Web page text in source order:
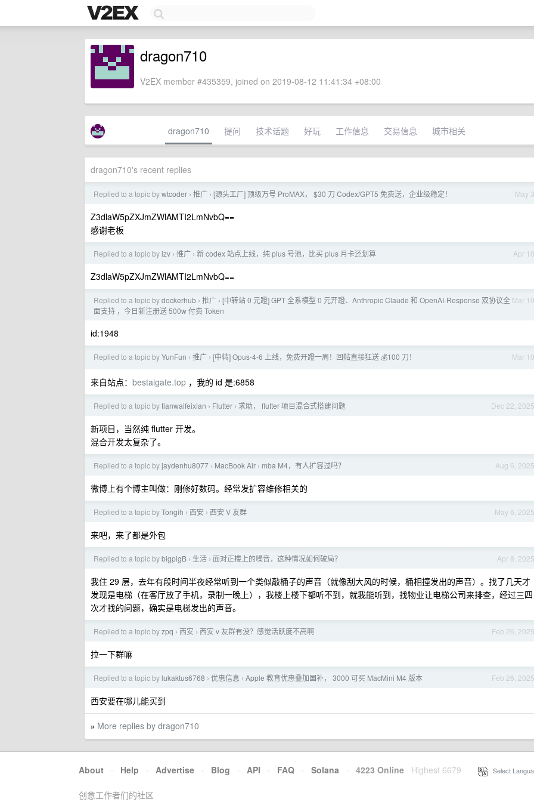
dragon710
V2EX member #435359, joined on 2019-08-12 11:41:34 +08:00
dragon710 提问 技术话题 好玩 工作信息 交易信息 城市相关
dragon710's recent replies
May 3
Replied to a topic bywtcoder › 推广 › [源头工厂] 顶级万号 ProMAX， $30 刀 Codex/GPT5 免费送，企业级稳定！
Z3dlaW5pZXJmZWlAMTI2LmNvbQ==
感谢老板
Apr 10
Replied to a topic byizv › 推广 › 新 codex 站点上线，纯 plus 号池，比买 plus 月卡还划算
Z3dlaW5pZXJmZWlAMTI2LmNvbQ==
Mar 10
Replied to a topic bydockerhub › 推广 › [中转站 0 元蹬] GPT 全系模型 0 元开蹬、Anthropic Claude 和 OpenAI-Response 双协议全
面支持 ，今日新注册送 500w 付费 Token
id:1948
Mar 10
Replied to a topic byYunFun › 推广 › [中转] Opus-4-6 上线，免费开蹬一周！回帖直接狂送 💰100 刀！
来自站点： bestaigate.top ，我的 id 是:6858
Dec 22, 2025
Replied to a topic bytianwaifeixian › Flutter › 求助， flutter 项目混合式搭建问题
新项目，当然纯 flutter 开发。
混合开发太复杂了。
Aug 6, 2025
Replied to a topic byjaydenhu8077 › MacBook Air › mba M4，有人扩容过吗？
微博上有个博主叫做：刚修好数码。经常发扩容维修相关的
May 6, 2025
Replied to a topic byTongih › 西安 › 西安 V 友群
来吧，来了都是外包
Apr 8, 2025
Replied to a topic bybigpigB › 生活 › 面对正楼上的噪音，这种情况如何破局？
我住 29 层，去年有段时间半夜经常听到一个类似敲桶子的声音（就像刮大风的时候，桶相撞发出的声音）。找了几天才
发现是电梯（在客厅放了手机，录制一晚上），我楼上楼下都听不到，就我能听到，找物业让电梯公司来排查，经过三四
次才找的问题，确实是电梯发出的声音。
Feb 26, 2025
Replied to a topic byzpq › 西安 › 西安 v 友群有没？感觉活跃度不高啊
拉一下群嘛
Feb 26, 2025
Replied to a topic by lukaktus6768 › 优惠信息 › Apple 教育优惠叠加国补， 3000 可买 MacMini M4 版本
西安要在哪儿能买到
» More replies by dragon710
About · Help · Advertise · Blog · API · FAQ · Solana · 4223 Online Highest 6679 Select
创意工作者们的社区